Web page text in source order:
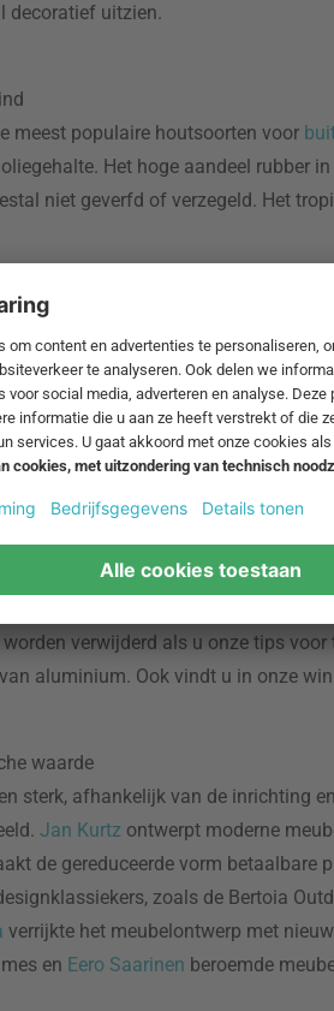
decoratief uitzien.
meest populaire houtsoorten voor
Het hoge aandeel rubber
niet geverfd of verzegeld. Het
op de betreffende
gestapeld, zodat ze tijdens de
voetsteunen. Daarom is het
moet u ze minstens
zich een grijze patina op het
verwijderd als u onze tips
van aluminium. Ook vindt u in onze
waarde
sterk, afhankelijk van de inrichting
Jan Kurtz ontwerpt moderne
de gereduceerde vorm betaalbare
zoals de Bertoia
verrijkte het meubelontwerp met
en Eero Saarinen beroemde